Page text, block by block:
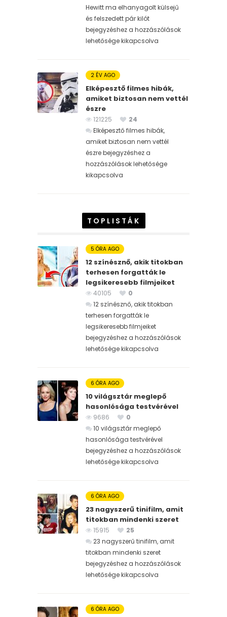
Hewitt ma elhanyagolt külsejű
és felszedett pár kilót
bejegyzéshez a hozzászólások
lehetősége kikapcsolva
2 ÉV AGO
Elképesztő filmes hibák,
amiket biztosan nem vettél
észre
121225
24
Elképesztő filmes hibák,
amiket biztosan nem vettél
észre bejegyzéshez a
hozzászólások lehetősége
kikapcsolva
TOPLISTÁK
5 ÓRA AGO
12 színésznő, akik titokban
terhesen forgatták le
legsikeresebb filmjeiket
40105
0
12 színésznő, akik titokban
terhesen forgatták le
legsikeresebb filmjeiket
bejegyzéshez a hozzászólások
lehetősége kikapcsolva
6 ÓRA AGO
10 világsztár meglepő
hasonlósága testvérével
9686
0
10 világsztár meglepő
hasonlósága testvérével
bejegyzéshez a hozzászólások
lehetősége kikapcsolva
6 ÓRA AGO
23 nagyszerű tinifilm, amit
titokban mindenki szeret
15915
25
23 nagyszerű tinifilm, amit
titokban mindenki szeret
bejegyzéshez a hozzászólások
lehetősége kikapcsolva
6 ÓRA AGO